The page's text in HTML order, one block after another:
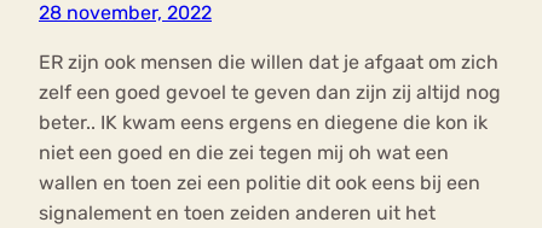
28 november, 2022
ER zijn ook mensen die willen dat je afgaat om zich
zelf een goed gevoel te geven dan zijn zij altijd nog
beter.. IK kwam eens ergens en diegene die kon ik
niet een goed en die zei tegen mij oh wat een
wallen en toen zei een politie dit ook eens bij een
signalement en toen zeiden anderen uit het